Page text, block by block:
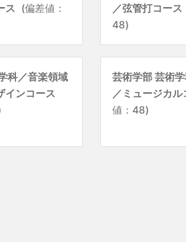
ス (偏差値：
／弦管打コース
48)
科／音楽領域
インコース
芸術学部 芸術
／ミュージカル
値：48)